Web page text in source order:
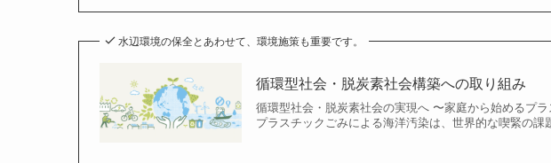
水辺環境の保全とあわせて、環境施策も重要です。
循環型社会・脱炭素社会構築への取り組み
循環型社会・脱炭素社会の実現へ 〜家庭から始めるプ
プラスチックごみによる海洋汚染は、世界的な喫緊の課